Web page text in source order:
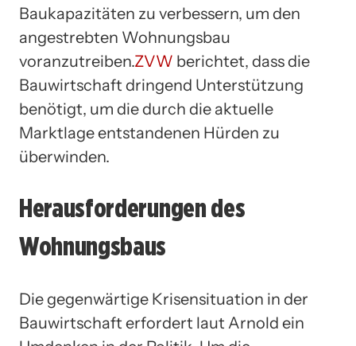
Baukapazitäten zu verbessern, um den
angestrebten Wohnungsbau
voranzutreiben.ZVW berichtet, dass die
Bauwirtschaft dringend Unterstützung
benötigt, um die durch die aktuelle
Marktlage entstandenen Hürden zu
überwinden.
Herausforderungen des
Wohnungsbaus
Die gegenwärtige Krisensituation in der
Bauwirtschaft erfordert laut Arnold ein